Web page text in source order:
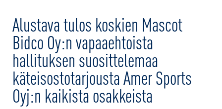
Alustava tulos koskien Mascot
Bidco Oy:n vapaaehtoista
hallituksen suosittelemaa
käteisostotarjousta Amer Sports
Oyj:n kaikista osakkeista